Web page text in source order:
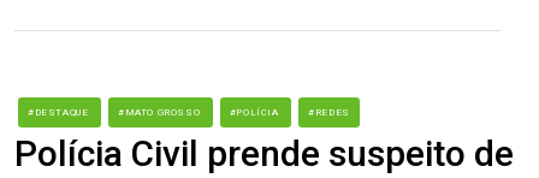
#DESTAQUE #MATO GROSSO #POLÍCIA #REDES
Polícia Civil prende suspeito de